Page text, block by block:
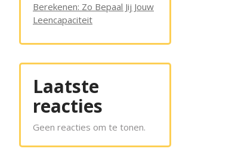
Berekenen: Zo Bepaal Jij Jouw
Leencapaciteit
Laatste
reacties
Geen reacties om te tonen.